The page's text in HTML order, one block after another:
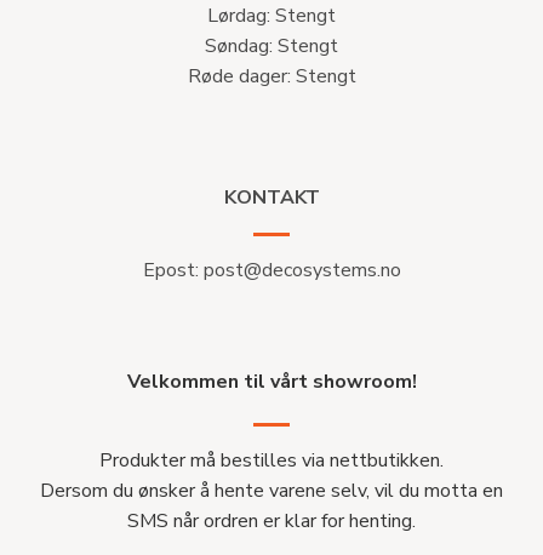
Lørdag: Stengt
Søndag: Stengt
Røde dager: Stengt
KONTAKT
Epost: post@decosystems.no
Velkommen til vårt showroom!
Produkter må bestilles via nettbutikken.
Dersom du ønsker å hente varene selv, vil du motta en
SMS når ordren er klar for henting.